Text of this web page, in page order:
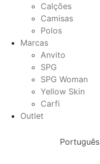
Calções
Camisas
Polos
Marcas
Anvito
SPG
SPG Woman
Yellow Skin
Carfi
Outlet
Português